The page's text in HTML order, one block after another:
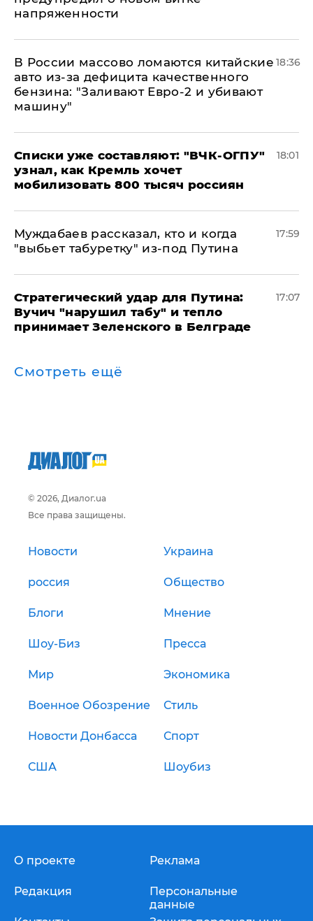
напряженности
В России массово ломаются китайские
авто из-за дефицита качественного
бензина: "Заливают Евро-2 и убивают
машину"
18:36
Списки уже составляют: "ВЧК-ОГПУ"
узнал, как Кремль хочет
мобилизовать 800 тысяч россиян
18:01
Муждабаев рассказал, кто и когда
"выбьет табуретку" из-под Путина
17:59
Стратегический удар для Путина:
Вучич "нарушил табу" и тепло
принимает Зеленского в Белграде
17:07
Смотреть ещё
© 2026, Диалог.ua
Все права защищены.
Новости Украина
россия Общество
Блоги Мнение
Шоу-Биз Пресса
Мир Экономика
Военное Обозрение Стиль
Новости Донбасса Спорт
США Шоубиз
О проекте
Редакция
Реклама
Персональные
данные